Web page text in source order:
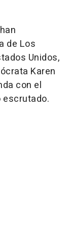
de Los
Unidos,
Karen
con el
escrutado.